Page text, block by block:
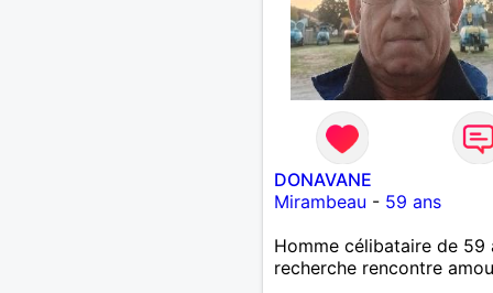
DONAVANE
Mirambeau - 59 ans
Homme célibataire de 59
recherche rencontre